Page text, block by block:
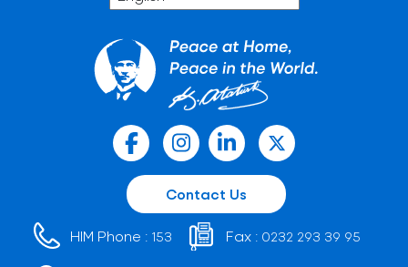
Contact Us
HIM Phone : 153 Fax : 0232 293 39 95